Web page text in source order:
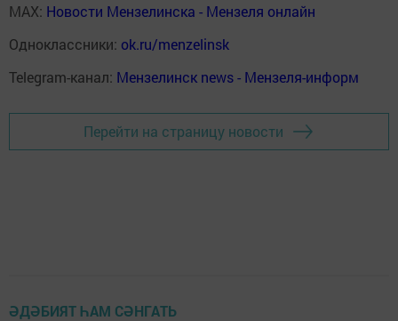
MAX: Новости Мензелинска - Мензеля онлайн
Одноклассники: ok.ru/menzelinsk
Telegram-канал: Мензелинск news - Мензеля-информ
Перейти на страницу новости
ӘДӘБИЯТ ҺАМ СӘНГАТЬ